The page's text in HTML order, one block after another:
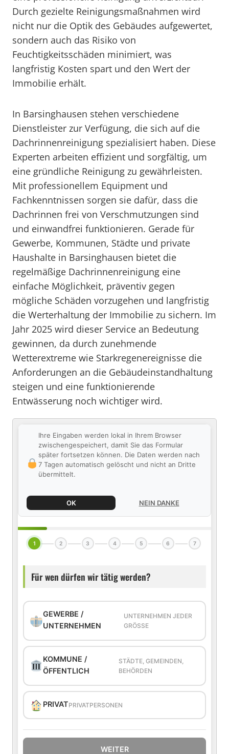
Durch gezielte Reinigungsmaßnahmen wird
nicht nur die Optik des Gebäudes aufgewertet,
sondern auch das Risiko von
Feuchtigkeitsschäden minimiert, was
langfristig Kosten spart und den Wert der
Immobilie erhält.
In Barsinghausen stehen verschiedene
Dienstleister zur Verfügung, die sich auf die
Dachrinnenreinigung spezialisiert haben. Diese
Experten arbeiten effizient und sorgfältig, um
eine gründliche Reinigung zu gewährleisten.
Mit professionellem Equipment und
Fachkenntnissen sorgen sie dafür, dass die
Dachrinnen frei von Verschmutzungen sind
und einwandfrei funktionieren. Gerade für
Gewerbe, Kommunen, Städte und private
Haushalte in Barsinghausen bietet die
regelmäßige Dachrinnenreinigung eine
einfache Möglichkeit, präventiv gegen
mögliche Schäden vorzugehen und langfristig
die Werterhaltung der Immobilie zu sichern. Im
Jahr 2025 wird dieser Service an Bedeutung
gewinnen, da durch zunehmende
Wetterextreme wie Starkregenereignisse die
Anforderungen an die Gebäudeinstandhaltung
steigen und eine funktionierende
Entwässerung noch wichtiger wird.
Ihre Eingaben werden lokal in Ihrem Browser
zwischengespeichert, damit Sie das Formular
später fortsetzen können. Die Daten werden nach
7 Tagen automatisch gelöscht und nicht an Dritte
übermittelt.
OK NEIN DANKE
1 2 3 4 5 6 7
Für wen dürfen wir tätig werden?
GEWERBE /
UNTERNEHMEN
UNTERNEHMEN JEDER
GRÖSSE
KOMMUNE /
ÖFFENTLICH
STÄDTE, GEMEINDEN,
BEHÖRDEN
PRIVATPRIVATPERSONEN
WEITER